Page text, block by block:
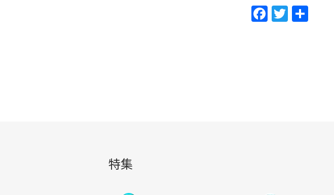
F
ac
T
w
特集